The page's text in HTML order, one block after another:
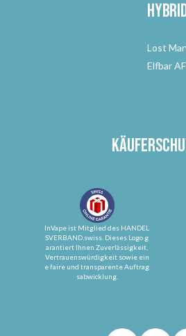
Lost
Elfbar
InVape ist Mitglied des HANDEL
SVERBAND.swiss. Dieses Logo g
arantiert Ihnen Zuverlässigkeit,
Vertrauenswürdigkeit sowie ein
e faire und transparente Auftrag
sabwicklung.